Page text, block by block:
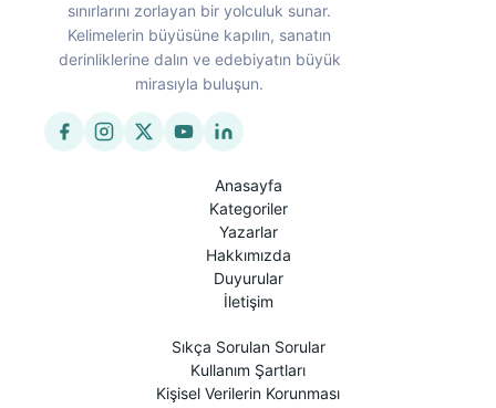
sınırlarını zorlayan bir yolculuk sunar.
Kelimelerin büyüsüne kapılın, sanatın
derinliklerine dalın ve edebiyatın büyük
mirasıyla buluşun.
Anasayfa
Kategoriler
Yazarlar
Hakkımızda
Duyurular
İletişim
Sıkça Sorulan Sorular
Kullanım Şartları
Kişisel Verilerin Korunması